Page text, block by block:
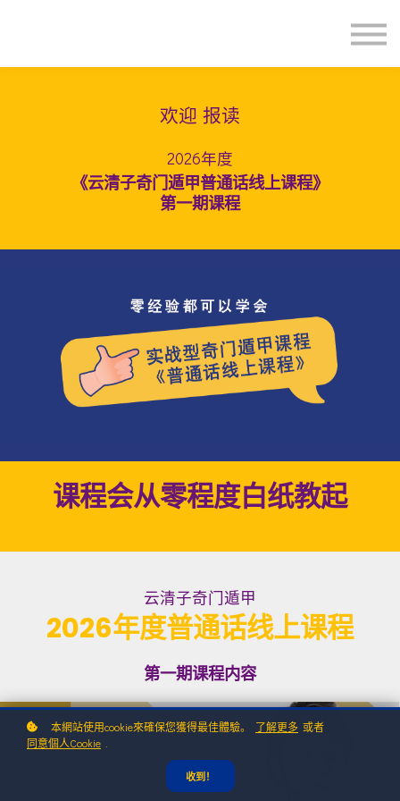
欢迎 报读
2026年度
《云清子奇门遁甲普通话线上课程》
第一期课程
课程会从零程度白纸教起
云清子奇门遁甲
2026年度普通话线上课程
第一期课程内容
本網站使用cookie來確保您獲得最佳體驗。 了解更多 或者
同意個人Cookie
收到！